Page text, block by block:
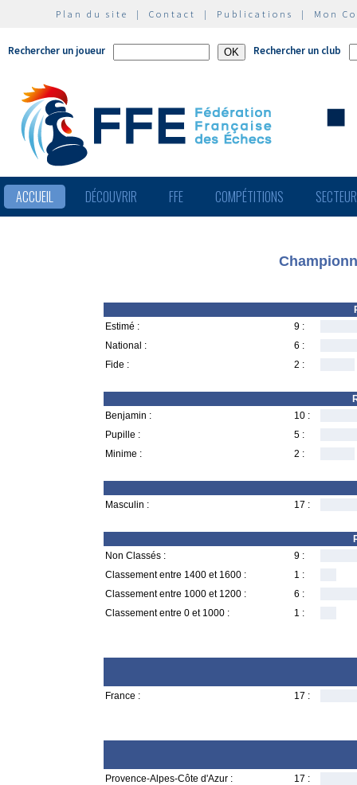
Plan du site | Contact | Publications | Mon
Rechercher un joueur Rechercher un club
ACCUEIL DÉCOUVRIR FFE COMPÉTITIONS
Estimé :
9 :
National :
6 :
Fide :
2 :
Benjamin :
10 :
Pupille :
5 :
Minime :
2 :
Masculin : 17 :
Non Classés :
9 :
Classement entre 1400 et 1600 :
1 :
Classement entre 1000 et 1200 :
6 :
Classement entre 0 et 1000 :
1 :
France : 17 :
Provence-Alpes-Côte d'Azur : 17 :